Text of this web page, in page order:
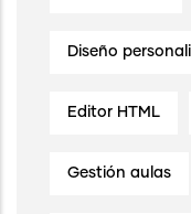
Diseño
Editor HTML
Gestión aulas